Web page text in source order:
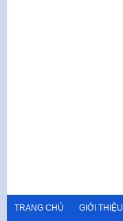
TRANG CHỦ GIỚI THIỆU